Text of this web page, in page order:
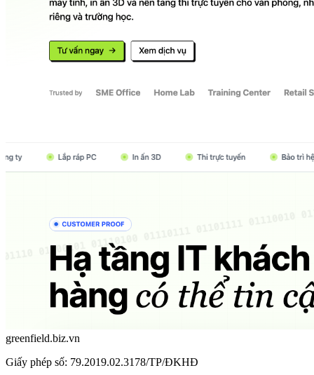
greenfield.biz.vn
Giấy phép số: 79.2019.02.3178/TP/ĐKHĐ